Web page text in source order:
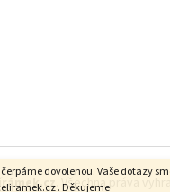
dovolenou. Vaše dotazy
. Děkujeme
. Všechna práva